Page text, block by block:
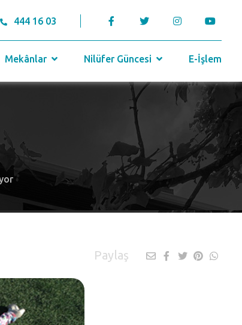
444 16 03
Mekânlar Nilüfer Güncesi E-İşlem
Paylaş